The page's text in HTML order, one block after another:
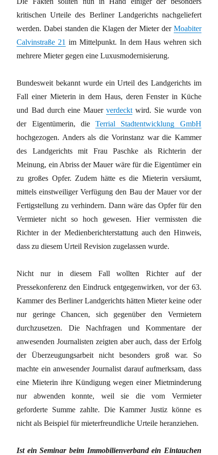
kritischen Urteile des Berliner Landgerichts nachgeliefert
werden. Dabei standen die Klagen der Mieter der Moabiter
Calvinstraße 21 im Mittelpunkt. In dem Haus wehren sich
mehrere Mieter gegen eine Luxusmodernisierung.
Bundesweit bekannt wurde ein Urteil des Landgerichts im
Fall einer Mieterin in dem Haus, deren Fenster in Küche
und Bad durch eine Mauerverdeckt wird. Sie wurde von
der Eigentümerin, dieTerrial Stadtentwicklung GmbH
hochgezogen. Anders als die Vorinstanz war die Kammer
des Landgerichts mit Frau Paschke als Richterin der
Meinung, ein Abriss der Mauer wäre für die Eigentümer ein
zu großes Opfer. Zudem hätte es die Mieterin versäumt,
mittels einstweiliger Verfügung den Bau der Mauer vor der
Fertigstellung zu verhindern. Dann wäre das Opfer für den
Vermieter nicht so hoch gewesen. Hier vermissten die
Richter in der Medienberichterstattung auch den Hinweis,
dass zu diesem Urteil Revision zugelassen wurde.
Nicht nur in diesem Fall wollten Richter auf der
Pressekonferenz den Eindruck entgegenwirken, vor der 63.
Kammer des Berliner Landgerichts hätten Mieter keine oder
nur geringe Chancen, sich gegenüber den Vermietern
durchzusetzen. Die Nachfragen und Kommentare der
anwesenden Journalisten zeigten aber auch, dass der Erfolg
der Überzeugungsarbeit nicht besonders groß war. So
machte ein anwesender Journalist darauf aufmerksam, dass
eine Mieterin ihre Kündigung wegen einer Mietminderung
nur abwenden konnte, weil sie die vom Vermieter
geforderte Summe zahlte. Die Kammer Justiz könne es
nicht als Beispiel für mieterfreundliche Urteile heranziehen.
Ist ein Seminar beim Immobilienverband ein Eintauchen